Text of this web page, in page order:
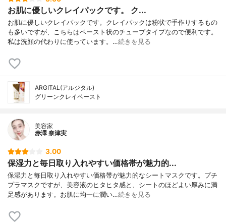
お肌に優しいクレイパックです。 ク...
お肌に優しいクレイパックです。クレイパックは粉状で手作りするもの
も多いですが、こちらはペースト状のチューブタイプなので便利です。
私は洗顔の代わりに使っています。…続きを見る
ARGITAL(アルジタル)
グリーンクレイペースト
美容家
赤澤 奈津実
3.00
保湿力と毎日取り入れやすい価格帯が魅力的...
保湿力と毎日取り入れやすい価格帯が魅力的なシートマスクです。プチ
プラマスクですが、美容液のヒタヒタ感と、シートのほどよい厚みに満
足感があります。お肌に均一に潤い…続きを見る